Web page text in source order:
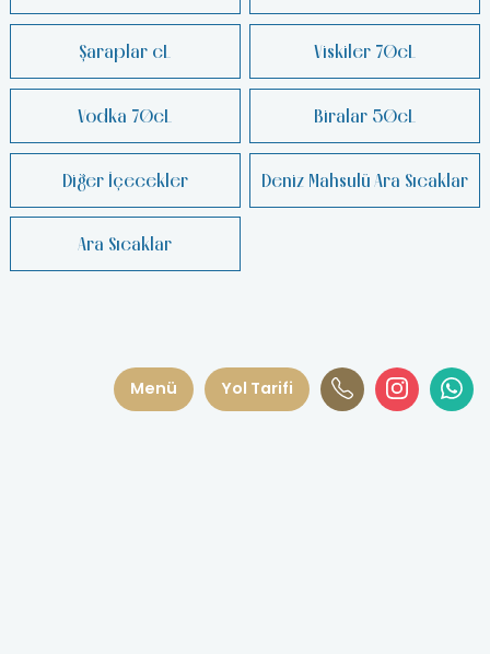
Şaraplar cL Viskiler 70cL
Vodka 70cL Biralar 50cL
Diğer İçecekler Deniz Mahsulü Ara Sıcaklar
Ara Sıcaklar
Menü Yol Tarifi